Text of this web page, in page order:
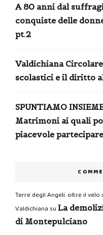
A 80 anni dal
conquiste delle
pt.2
Valdichiana
scolastici e il diritto
SPUNTIAMO
Matrimoni ai quali
piacevole partecipare
Terre degli Angeli: oltre il
Valdichiana su La
di Montepulciano